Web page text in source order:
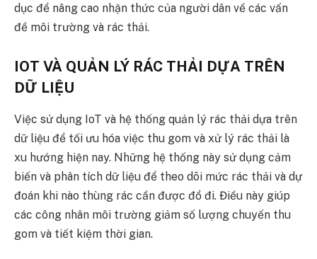
dục để nâng cao nhận thức của người dân về các vấn
đề môi trường và rác thải.
IOT VÀ QUẢN LÝ RÁC THẢI DỰA TRÊN
DỮ LIỆU
Việc sử dụng IoT và hệ thống quản lý rác thải dựa trên
dữ liệu để tối ưu hóa việc thu gom và xử lý rác thải là
xu hướng hiện nay. Những hệ thống này sử dụng cảm
biến và phân tích dữ liệu để theo dõi mức rác thải và dự
đoán khi nào thùng rác cần được đổ đi. Điều này giúp
các công nhân môi trường giảm số lượng chuyến thu
gom và tiết kiệm thời gian.